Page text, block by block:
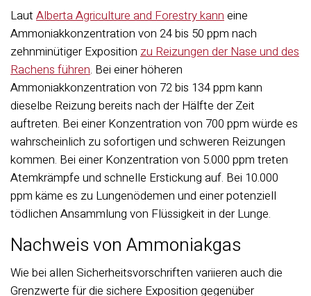
Laut Alberta Agriculture and Forestry kann eine
Ammoniakkonzentration von 24 bis 50 ppm nach
zehnminütiger Exposition zu Reizungen der Nase und des
Rachens führen. Bei einer höheren
Ammoniakkonzentration von 72 bis 134 ppm kann
dieselbe Reizung bereits nach der Hälfte der Zeit
auftreten. Bei einer Konzentration von 700 ppm würde es
wahrscheinlich zu sofortigen und schweren Reizungen
kommen. Bei einer Konzentration von 5.000 ppm treten
Atemkrämpfe und schnelle Erstickung auf. Bei 10.000
ppm käme es zu Lungenödemen und einer potenziell
tödlichen Ansammlung von Flüssigkeit in der Lunge.
Nachweis von Ammoniakgas
Wie bei allen Sicherheitsvorschriften variieren auch die
Grenzwerte für die sichere Exposition gegenüber